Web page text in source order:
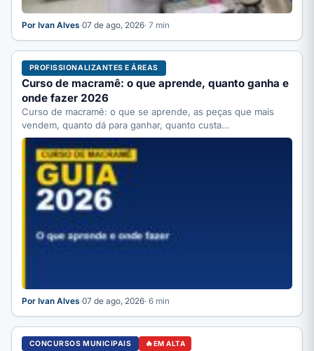
Por Ivan Alves·07 de ago, 2026· 7 min
PROFISSIONALIZANTES E ÁREAS
Curso de macramê: o que aprende, quanto ganha e
onde fazer 2026
Curso de macramê: o que se aprende, as peças que mais
vendem, quanto dá para ganhar, quanto custa…
Por Ivan Alves·07 de ago, 2026· 6 min
CONCURSOS MUNICIPAIS EM ALTA